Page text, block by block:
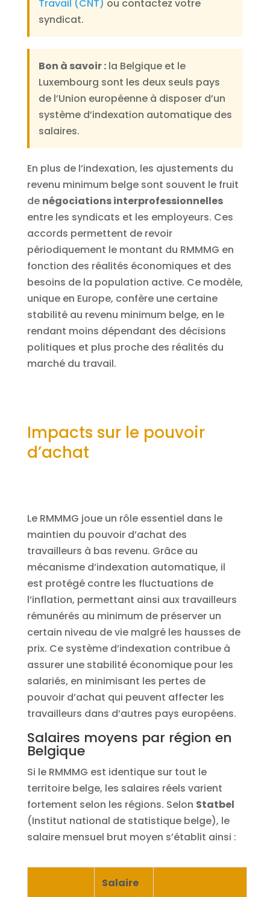
Travail (CNT) ou contactez votre
syndicat.
Bon à savoir :la Belgique et le
Luxembourg sont les deux seuls pays
de l’Union européenne à disposer d’un
système d’indexation automatique des
salaires.
En plus de l’indexation, les ajustements du
revenu minimum belge sont souvent le fruit
de négociations interprofessionnelles
entre les syndicats et les employeurs. Ces
accords permettent de revoir
périodiquement le montant du RMMMG en
fonction des réalités économiques et des
besoins de la population active. Ce modèle,
unique en Europe, confère une certaine
stabilité au revenu minimum belge, en le
rendant moins dépendant des décisions
politiques et plus proche des réalités du
marché du travail.
Impacts sur le pouvoir
d’achat
Le RMMMG joue un rôle essentiel dans le
maintien du pouvoir d’achat des
travailleurs à bas revenu. Grâce au
mécanisme d’indexation automatique, il
est protégé contre les fluctuations de
l’inflation, permettant ainsi aux travailleurs
rémunérés au minimum de préserver un
certain niveau de vie malgré les hausses de
prix. Ce système d’indexation contribue à
assurer une stabilité économique pour les
salariés, en minimisant les pertes de
pouvoir d’achat qui peuvent affecter les
travailleurs dans d’autres pays européens.
Salaires moyens par région en
Belgique
Si le RMMMG est identique sur tout le
territoire belge, les salaires réels varient
fortement selon les régions. Selon Statbel
(Institut national de statistique belge), le
salaire mensuel brut moyen s’établit ainsi :
Salaire